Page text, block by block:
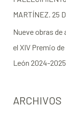
MARTÍNEZ. 25
Nueve obras
el XIV Premio
León 2024-2025
ARCHIVOS